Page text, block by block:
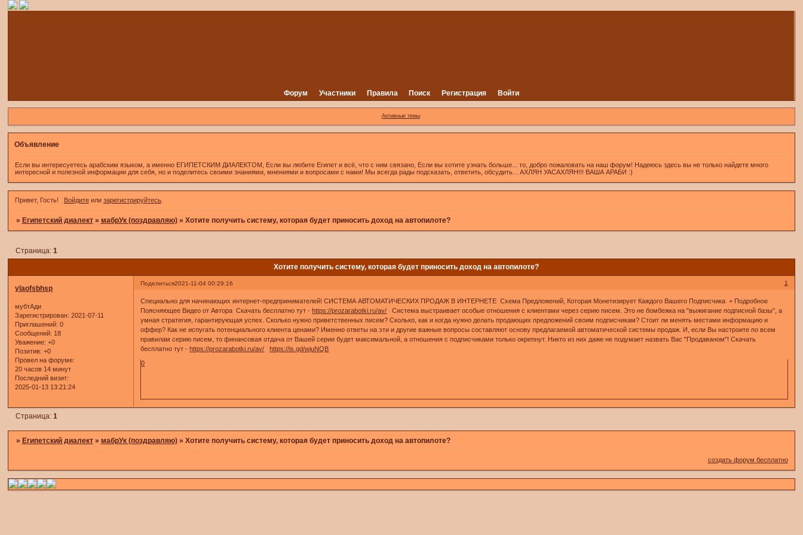
Форум Участники Правила Поиск Регистрация Войти
Активные темы
Объявление
Если вы интересуетесь арабским языком, а именно ЕГИПЕТСКИМ ДИАЛЕКТОМ, Если вы любите Египет и всё, что с ним связано, Если вы хотите узнать больше... то, добро пожаловать на наш форум! Надеюсь здесь вы не только найдете много
интересной и полезной информации для себя, но и поделитесь своими знаниями, мнениями и вопросами с нами! Мы всегда рады подсказать, ответить, обсудить... АХЛЯН УАСАХЛЯН!!! ВАША АРАБИ :)
Привет, Гость! Войдитеили зарегистрируйтесь.
» Египетский диалект » мабрУк (поздравляю) » Хотите получить систему, которая будет приносить доход на автопилоте?
Хотите получить систему, которая будет приносить доход на автопилоте?
Страница: 1
Поделиться 1
2021-11-04 00:29:16
ylaofsbhsp
мубтАди
Зарегистрирован: 2021-07-11
Приглашений: 0
Сообщений: 18
Уважение: +0
Позитив: +0
Провел на форуме:
20 часов 14 минут
Последний визит:
2025-01-13 13:21:24
Специально для начинающих интернет-предпринимателей! СИСТЕМА АВТОМАТИЧЕСКИХ ПРОДАЖ В ИНТЕРНЕТЕ Схема Предложений, Которая Монетизирует Каждого Вашего Подписчика + Подробное
Поясняющее Видео от Автора Скачать бесплатно тут -https://prozarabotki.ru/av/ Система выстраивает особые отношения с клиентами через серию писем. Это не бомбежка на "выжигание подписной базы", а
умная стратегия, гарантирующая успех. Сколько нужно приветственных писем? Сколько, как и когда нужно делать продающих предложений своим подписчикам? Стоит ли менять местами информацию и
оффер? Как не испугать потенциального клиента ценами? Именно ответы на эти и другие важные вопросы составляют основу предлагаемой автоматической системы продаж. И, если Вы настроите по всем
правилам серию писем, то финансовая отдача от Вашей серии будет максимальной, а отношения с подписчиками только окрепнут. Никто из них даже не подумает назвать Вас "Продаваном"! Скачать
бесплатно тут -https://prozarabotki.ru/av/
https://is.gd/wjuNQB
0
Страница: 1
» Египетский диалект » мабрУк (поздравляю) » Хотите получить систему, которая будет приносить доход на автопилоте?
создать форум бесплатно